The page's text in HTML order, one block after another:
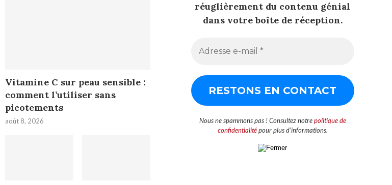
réuglièrement du contenu génial
dans votre boîte de réception.
Nous ne spammons pas ! Consultez notrepolitique de
confidentialitépour plus d’informations.
Vitamine C sur peau sensible :
comment l’utiliser sans
picotements
août 8, 2026